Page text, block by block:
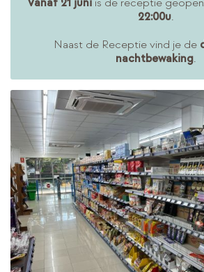
Vanaf 21 juniis de receptie
22:00u.
Naast de Receptie vind je de
nachtbewaking.